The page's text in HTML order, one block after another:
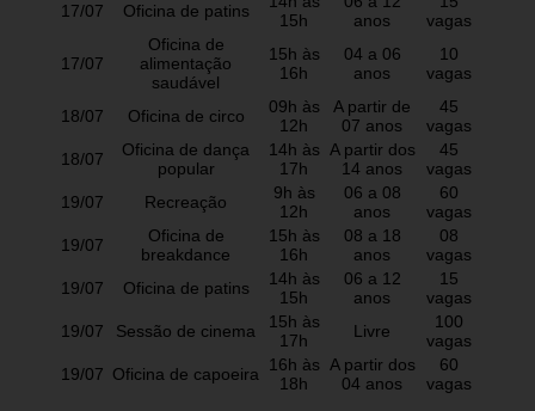
17/07
Oficina de patins
15h
anos
vagas
17/07
Oficina de
alimentação
saudável
15h às
16h
04 a 06
anos
10
vagas
18/07 Oficina de circo
09h às
12h
A partir de
07 anos
45
vagas
18/07
Oficina de dança
popular
14h às
17h
A partir dos
14 anos
45
vagas
19/07
Recreação
9h às
12h
06 a 08
anos
60
vagas
19/07
Oficina de
breakdance
15h às
16h
08 a 18
anos
08
vagas
19/07
Oficina de patins
14h às
15h
06 a 12
anos
15
vagas
19/07
Sessão de cinema
15h às
17h
Livre
100
vagas
19/07 Oficina de capoeira
16h às
18h
A partir dos
04 anos
60
vagas